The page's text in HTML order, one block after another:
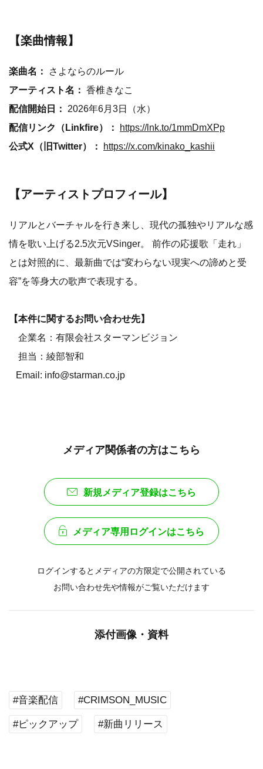
【楽曲情報】
楽曲名：
さよならのルール
アーティスト名： 香椎きなこ
配信開始日：
2026年6月3日（水）
配信リンク（Linkfire）：
https://lnk.to/1mmDmXPp
公式X（旧Twitter）：
https://x.com/kinako_kashii
【アーティストプロフィール】
リアルとバーチャルを行き来し、現代の孤独やリアルな感
情を歌い上げる2.5次元VSinger。 前作の応援歌「走れ」
とは対照的に、最新曲では“変わらない現実への諦めと受
容”を等身大の歌声で表現する。
【本件に関するお問い合わせ先】
企業名：有限会社スターマンビジョン
担当：綾部智和
Email: info@starman.co.jp
メディア関係者の方はこちら
新規メディア登録はこちら
メディア専用ログインはこちら
ログインするとメディアの方限定で公開されている
お問い合わせ先や情報がご覧いただけます
添付画像・資料
#音楽配信 #CRIMSON_MUSIC
#ピックアップ #新曲リリース